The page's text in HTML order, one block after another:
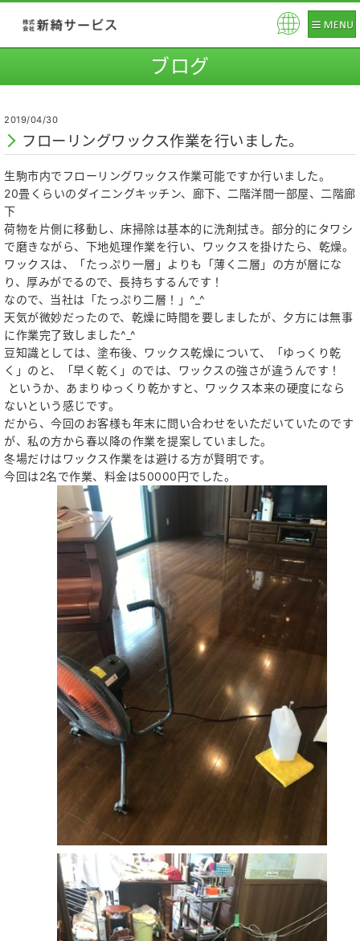
ブログ
2019/04/30
フローリングワックス作業を行いました。
生駒市内でフローリングワックス作業可能ですか行いました。
20畳くらいのダイニングキッチン、廊下、二階洋間一部屋、二階廊
下
荷物を片側に移動し、床掃除は基本的に洗剤拭き。部分的にタワシ
で磨きながら、下地処理作業を行い、ワックスを掛けたら、乾燥。
ワックスは、「たっぷり一層」よりも「薄く二層」の方が層にな
り、厚みがでるので、長持ちするんです！
なので、当社は「たっぷり二層！」^_^
天気が微妙だったので、乾燥に時間を要しましたが、夕方には無事
に作業完了致しました^_^
豆知識としては、塗布後、ワックス乾燥について、「ゆっくり乾
く」のと、「早く乾く」のでは、ワックスの強さが違うんです！
というか、あまりゆっくり乾かすと、ワックス本来の硬度になら
ないという感じです。
だから、今回のお客様も年末に問い合わせをいただいていたのです
が、私の方から春以降の作業を提案していました。
冬場だけはワックス作業をは避ける方が賢明です。
今回は2名で作業、料金は50000円でした。